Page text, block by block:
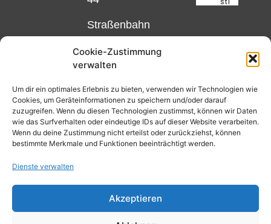
Cookie-Zustimmung
verwalten
Um dir ein optimales Erlebnis zu bieten, verwenden wir Technologien wie
Cookies, um Geräteinformationen zu speichern und/oder darauf
zuzugreifen. Wenn du diesen Technologien zustimmst, können wir Daten
wie das Surfverhalten oder eindeutige IDs auf dieser Website verarbeiten.
Wenn du deine Zustimmung nicht erteilst oder zurückziehst, können
bestimmte Merkmale und Funktionen beeinträchtigt werden.
Dienste verwalten
Akzeptieren
Straßenbahn
und 12,
Matthias-
Beltz-
Platz
oder
Haltestelle
Nibelungenplatz/FH